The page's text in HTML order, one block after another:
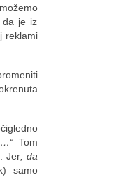
da je iz
reklami
Tom
Jer, da
samo